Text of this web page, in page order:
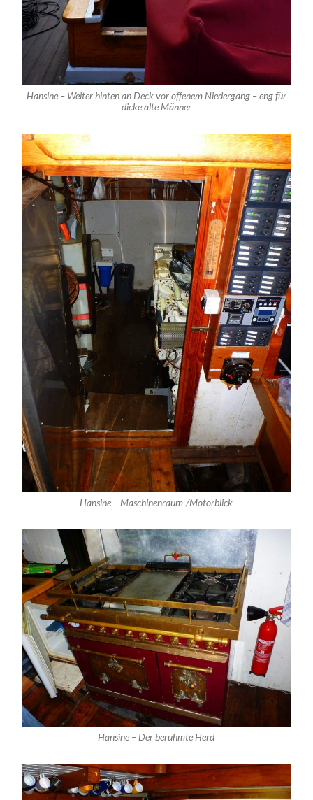
Hansine – Weiter hinten an Deck vor offenem Niedergang – eng für
dicke alte Männer
Hansine – Maschinenraum-/Motorblick
Hansine – Der berühmte Herd